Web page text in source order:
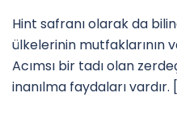
Hint safranı olarak da
ülkelerinin mutfaklarının
Acımsı bir tadı olan
inanılma faydaları vardır.